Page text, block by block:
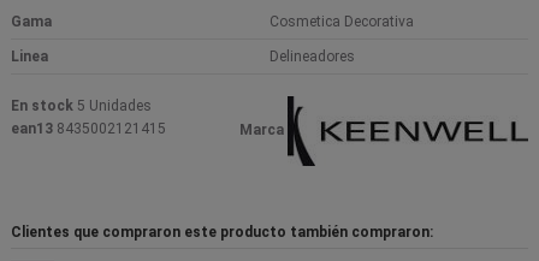
Gama Cosmetica Decorativa
Linea Delineadores
Marca
En stock 5 Unidades
ean13 8435002121415
Clientes que compraron este producto también compraron: